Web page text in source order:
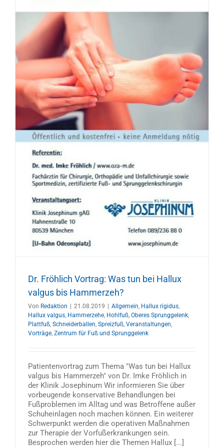
Dr. Fröhlich Vortrag: Was tun bei Hallux
valgus bis Hammerzeh?
Von Redaktion 21.08.2019 Allgemein, Hallux rigidus,
Hallux valgus, Hammerzehe, Hohlfuß, Oberes Sprunggelenk,
Plattfuß, Schneiderballen, Spreizfuß, Veranstaltungen,
Vorträge, Zentrum für Fuß und Sprunggelenk
Patientenvortrag zum Thema "Was tun bei Hallux
valgus bis Hammerzeh" von Dr. Imke Fröhlich in
der Klinik Josephinum Wir informieren Sie über
vorbeugende konservative Behandlungen bei
Fußproblemen im Alltag und was Betroffene außer
Schuheinlagen noch machen können. Ein weiterer
Schwerpunkt werden die operativen Maßnahmen
zur Therapie der Vorfußerkrankungen sein.
Besprochen werden hier die Themen Hallux [...]